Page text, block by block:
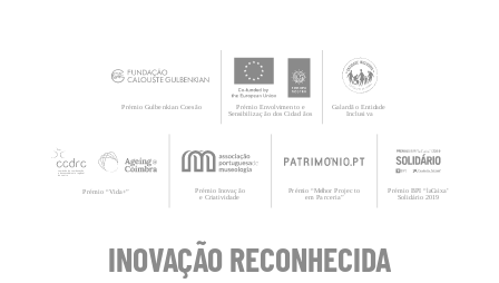
INOVAÇÃO RECONHECIDA